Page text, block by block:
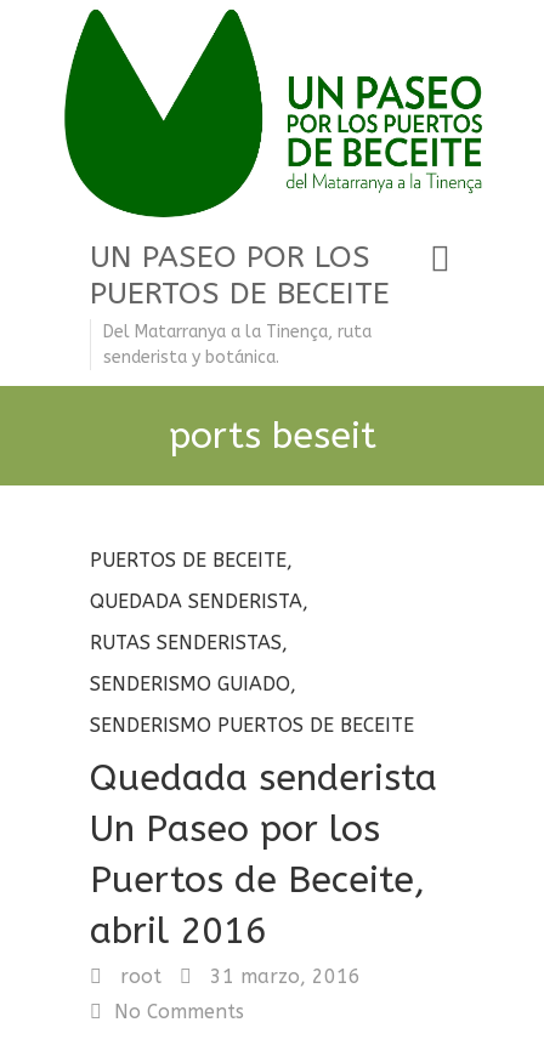
UN PASEO POR LOS
PUERTOS DE BECEITE
Del Matarranya a la Tinença, ruta
senderista y botánica.
ports beseit
PUERTOS DE BECEITE,
QUEDADA SENDERISTA,
RUTAS SENDERISTAS,
SENDERISMO GUIADO,
SENDERISMO PUERTOS DE BECEITE
Quedada senderista
Un Paseo por los
Puertos de Beceite,
abril 2016
root
31 marzo, 2016
No Comments